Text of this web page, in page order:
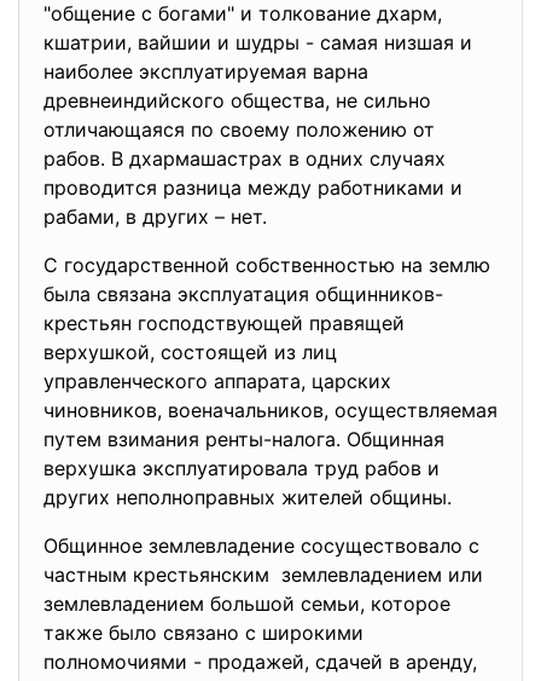
"общение с богами" и толкование дхарм,
кшатрии, вайшии и шудры - самая низшая и
наиболее эксплуатируемая варна
древнеиндийского общества, не сильно
отличающаяся по своему положению от
рабов. В дхармашастрах в одних случаях
проводится разница между работниками и
рабами, в других – нет.
С государственной собственностью на землю
была связана эксплуатация общинников-
крестьян господствующей правящей
верхушкой, состоящей из лиц
управленческого аппарата, царских
чиновников, военачальников, осуществляемая
путем взимания ренты-налога. Общинная
верхушка эксплуатировала труд рабов и
других неполноправных жителей общины.
Общинное землевладение сосуществовало с
частным крестьянским землевладением или
землевладением большой семьи, которое
также было связано с широкими
полномочиями - продажей, сдачей в аренду,